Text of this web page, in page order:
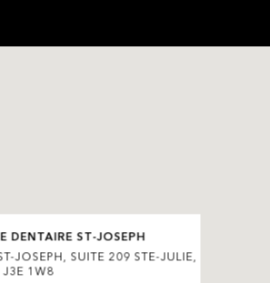
DENTAIRE ST-JOSEPH
JOSEPH, SUITE 209 STE-JULIE,
1W8